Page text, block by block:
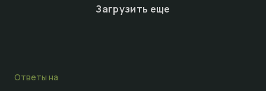
Загрузить еще
Ответы на